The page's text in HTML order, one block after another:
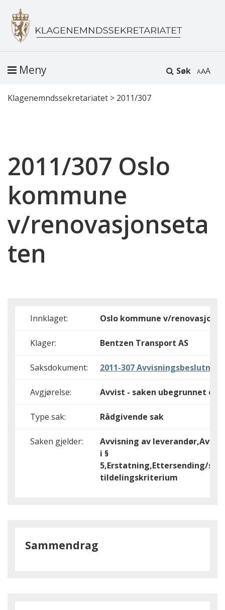
Søk A
Meny
Klagenemndssekretariatet > 2011/307
2011/307 Oslo
kommune
v/renovasjonseta
ten
Innklaget: Oslo kommune v/
Klager: Bentzen Transport AS
Saksdokument: 2011-307
Avgjørelse: Avvist - saken ubegrunnet
Type sak: Rådgivende sak
Saken gjelder:
Avvisning av
i §
5,Erstatning,Ettersending/
tildelingskriterium
Sammendrag